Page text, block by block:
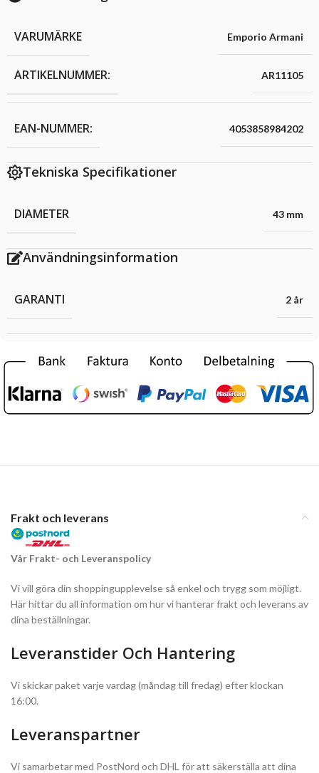
VARUMÄRKE Emporio Armani
ARTIKELNUMMER: AR11105
EAN-NUMMER: 4053858984202
Tekniska Specifikationer
DIAMETER 43 mm
Användningsinformation
GARANTI 2 år
Frakt och leverans
Vår Frakt- och Leveranspolicy
Vi vill göra din shoppingupplevelse så enkel och trygg som möjligt.
Här hittar du all information om hur vi hanterar frakt och leverans av
dina beställningar.
Leveranstider Och Hantering
Vi skickar paket varje vardag (måndag till fredag) efter klockan
16:00.
Leveranspartner
Vi samarbetar med PostNord och DHL för att säkerställa att dina